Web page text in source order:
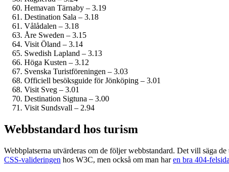
Hemavan Tärnaby – 3.19
Destination Sala – 3.18
Vålådalen – 3.18
Åre Sweden – 3.15
Visit Öland – 3.14
Swedish Lapland – 3.13
Höga Kusten – 3.12
Svenska Turistföreningen – 3.03
Officiell besöksguide för Jönköping – 3.01
Visit Sveg – 3.01
Destination Sigtuna – 3.00
Visit Sundsvall – 2.94
Webbstandard hos turism
Webbplatserna utvärderas om de följer webbstandard. Det vill säga
CSS-valideringen hos W3C, men också om man haren bra 404-